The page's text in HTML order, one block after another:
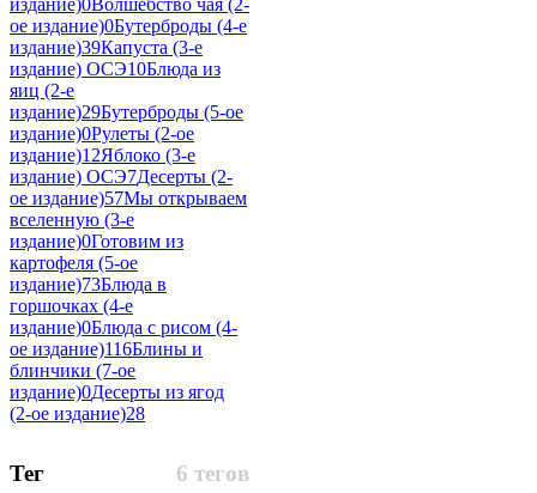
издание)0Волшебство чая (2-
ое издание)0Бутерброды (4-е
издание)39Капуста (3-е
издание) ОСЭ10Блюда из
яиц (2-е
издание)29Бутерброды (5-ое
издание)0Рулеты (2-ое
издание)12Яблоко (3-е
издание) ОСЭ7Десерты (2-
ое издание)57Мы открываем
вселенную (3-е
издание)0Готовим из
картофеля (5-ое
издание)73Блюда в
горшочках (4-е
издание)0Блюда с рисом (4-
ое издание)116Блины и
блинчики (7-ое
издание)0Десерты из ягод
(2-ое издание)28
6 тегов
Тег